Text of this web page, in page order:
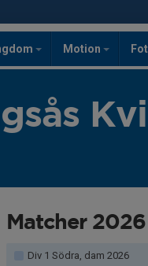
Motion
Matcher 2026
Div 1 Södra, dam 2026